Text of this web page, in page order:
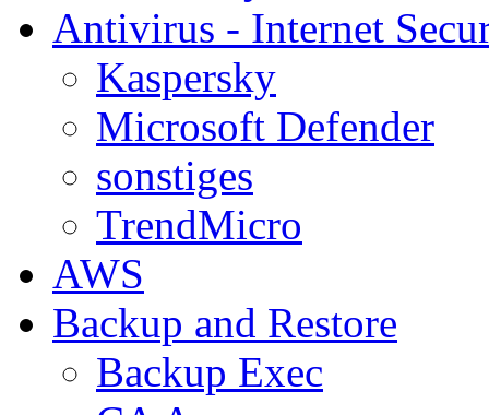
Antivirus - Internet
Kaspersky
Microsoft Defender
sonstiges
TrendMicro
AWS
Backup and Restore
Backup Exec